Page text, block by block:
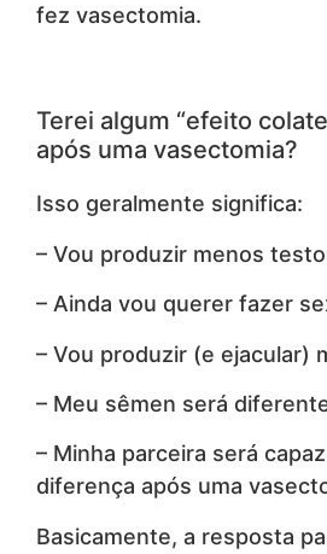
fez vasectomia.
Terei algum “efeito
após uma vasectomia?
Isso geralmente significa:
– Vou produzir menos
– Ainda vou querer fazer
– Vou produzir (e ejacular)
– Meu sêmen será
– Minha parceira será
diferença após uma
Basicamente, a resposta